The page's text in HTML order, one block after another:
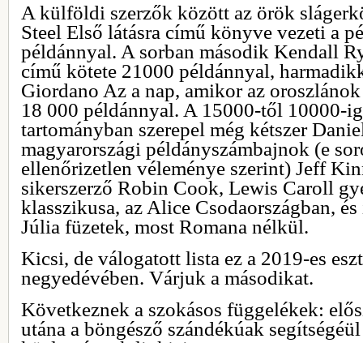
A külföldi szerzők között az örök
Steel Első látásra című könyve vezeti a
példánnyal. A sorban második Kendall
című kötete 21000 példánnyal,
Giordano Az a nap, amikor az
18 000 példánnyal. A 15000-től 10000-
tartományban szerepel még kétszer
magyarországi példányszámbajnok (e
ellenőrizetlen véleménye szerint) Jeff
sikerszerző Robin Cook, Lewis Caroll
klasszikusa, az Alice Csodaországban,
Júlia füzetek, most Romana nélkül.
Kicsi, de válogatott lista ez a 2019-es
negyedévében. Várjuk a másodikat.
Következnek a szokásos függelékek:
utána a böngésző szándékúak